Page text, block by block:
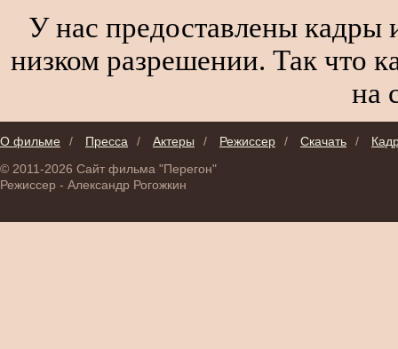
У нас предоставлены кадры
низком разрешении. Так что
на
О фильме / Пресса / Актеры / Режиссер / Скачать /
© 2011-2026 Сайт фильма "Перегон"
Режиссер - Александр Рогожкин